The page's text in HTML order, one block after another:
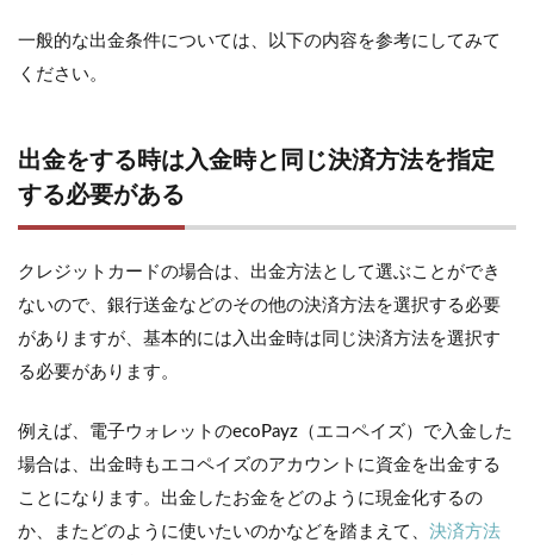
一般的な出金条件については、以下の内容を参考にしてみて
ください。
出金をする時は入金時と同じ決済方法を指定
する必要がある
クレジットカードの場合は、出金方法として選ぶことができ
ないので、銀行送金などのその他の決済方法を選択する必要
がありますが、基本的には入出金時は同じ決済方法を選択す
る必要があります。
例えば、電子ウォレットのecoPayz（エコペイズ）で入金した
場合は、出金時もエコペイズのアカウントに資金を出金する
ことになります。出金したお金をどのように現金化するの
か、またどのように使いたいのかなどを踏まえて、 決済方法